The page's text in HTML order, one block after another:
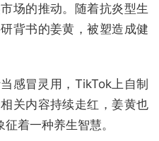
场的推动。随着抗炎型生
背书的姜黄，被塑造成健
感冒灵用，TikTok上自制
关内容持续走红，姜黄也
着一种养生智慧。